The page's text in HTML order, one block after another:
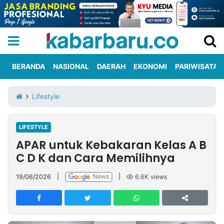
Iklan
Berita
Kami
Nasional
International
Olahraga
Entertainment
Daerah
Pariwisata
Kuliner
Kolom
Network
PT
TREETAN
BERANDA NASIONAL DAERAH EKONOMI PARIWISATA
Lifestyle
LIFESTYLE
APAR untuk Kebakaran Kelas A B
C D K dan Cara Memilihnya
19/06/2026 6.6K views